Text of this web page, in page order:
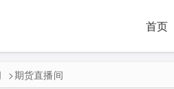
首页
>期货直播间